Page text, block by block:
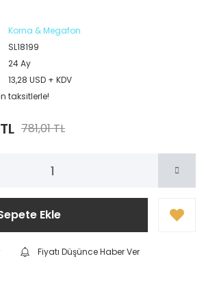
Korna & Megafon
SL18199
24 Ay
13,28 USD + KDV
taksitlerle!
781,01 TL
Ekle
Fiyatı Düşünce Haber Ver